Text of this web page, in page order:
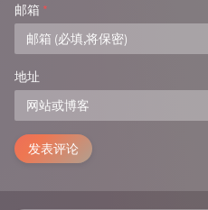
邮箱 *
地址
发表评论